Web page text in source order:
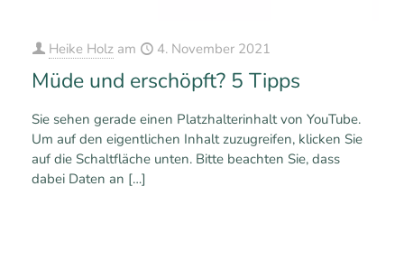
Heike Holz am 4. November 2021
Müde und erschöpft? 5 Tipps
Sie sehen gerade einen Platzhalterinhalt von YouTube.
Um auf den eigentlichen Inhalt zuzugreifen, klicken Sie
auf die Schaltfläche unten. Bitte beachten Sie, dass
dabei Daten an […]